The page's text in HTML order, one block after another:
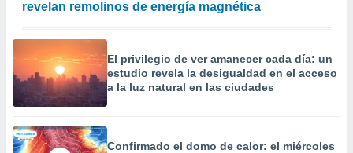
revelan remolinos de energía magnética
El privilegio de ver amanecer cada día: un
estudio revela la desigualdad en el acceso
a la luz natural en las ciudades
Confirmado el domo de calor: el miércoles